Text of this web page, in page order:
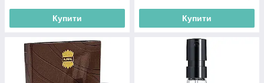
Купити Купити